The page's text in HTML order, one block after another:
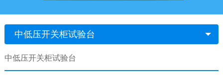
中低压开关柜试验台
中低压开关柜试验台